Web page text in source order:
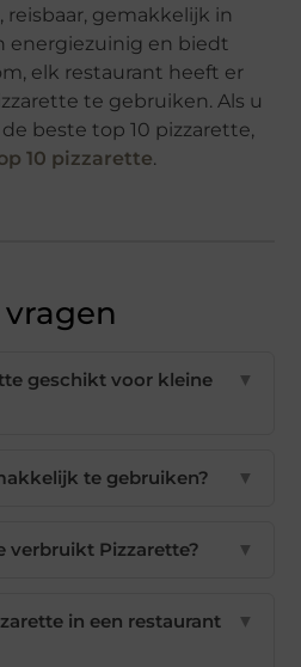
gemakkelijk in
energiezuinig en biedt
elk restaurant heeft er
te gebruiken. Als u
beste top 10 pizzarette,
10 pizzarette.
geschikt voor kleine
▼
te gebruiken? ▼
verbruikt Pizzarette? ▼
in een restaurant
▼